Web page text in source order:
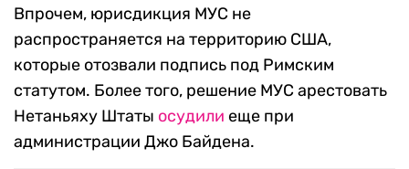
Впрочем, юрисдикция МУС не
распространяется на территорию США,
которые отозвали подпись под Римским
статутом. Более того, решение МУС арестовать
Нетаньяху Штаты осудили еще при
администрации Джо Байдена.